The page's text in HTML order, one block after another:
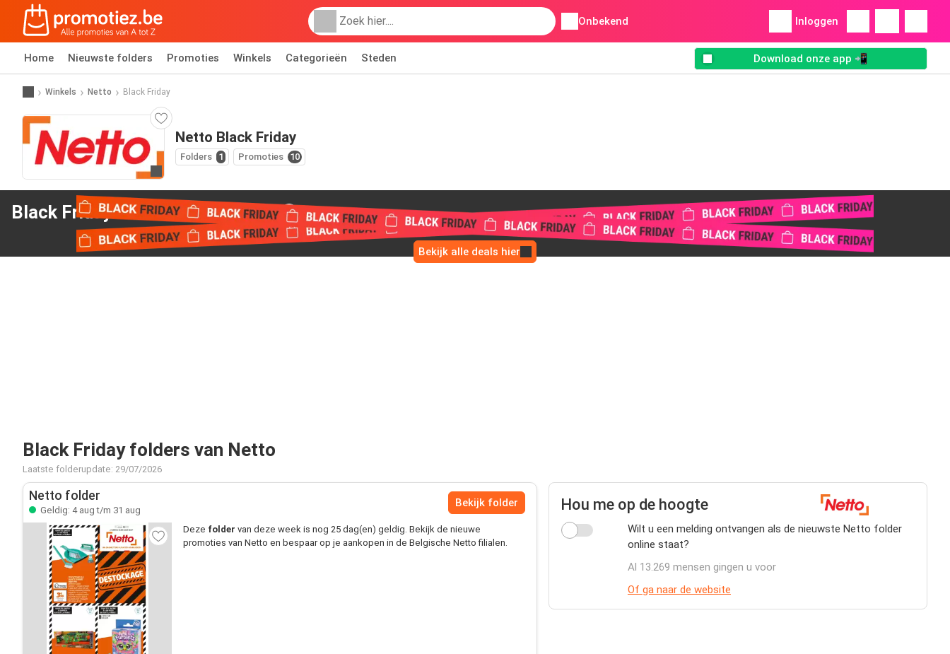
Onbekend Inloggen
Home Nieuwste folders Promoties Winkels Categorieën Steden Download onze app 📲
Winkels Netto Black Friday
Ga naar website
Netto Black Friday
Folders 1 Promoties 10
Black Friday aanbiedingenvan Netto
Bekijk alle deals hier
Black Friday folders van Netto
Laatste folderupdate: 29/07/2026
Netto folder
Geldig: 4 aug t/m 31 aug
Bekijk folder
Deze folder van deze week is nog 25 dag(en) geldig. Bekijk de nieuwe
promoties van Netto en bespaar op je aankopen in de Belgische Netto filialen.
Hou me op de hoogte
Wilt u een melding ontvangen als de nieuwste Netto folder
online staat?
Al 13.269 mensen gingen u voor
Of ga naar de website